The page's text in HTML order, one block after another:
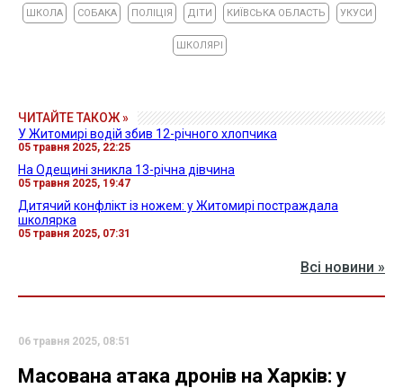
ШКОЛА СОБАКА ПОЛІЦІЯ ДІТИ КИЇВСЬКА ОБЛАСТЬ УКУСИ
ШКОЛЯРІ
ЧИТАЙТЕ ТАКОЖ »
У Житомирі водій збив 12-річного хлопчика
05 травня 2025, 22:25
На Одещині зникла 13-річна дівчина
05 травня 2025, 19:47
Дитячий конфлікт із ножем: у Житомирі постраждала
школярка
05 травня 2025, 07:31
Всі новини »
06 травня 2025, 08:51
Масована атака дронів на Харків: у